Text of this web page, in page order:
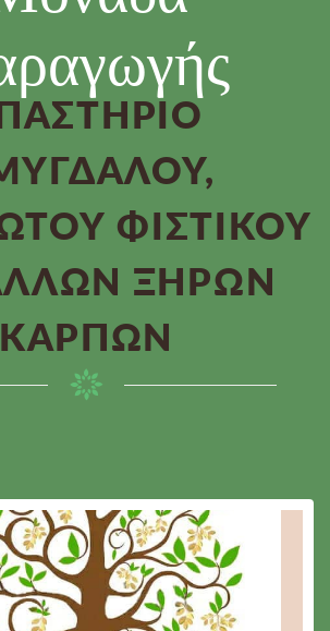
ΦΙΣΤΙΚΟΎ
ΞΗΡΏΝ
ΚΑΡΠΏΝ